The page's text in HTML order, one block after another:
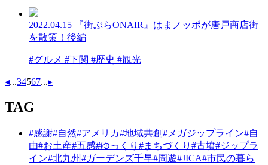
2022.04.15 『街ぶらONAIR』はまノッポが唐戸商店街
を散策！後編
#グルメ #下関 #歴史 #観光
◂...34567...▸
TAG
#感謝#自然#アメリカ#地域共創#メガジップライン#自
由#お土産#五感#ゆっくり #まちづくり #古墳#ジップラ
イン#北九州#ガーデンズ千早#周遊#JICA#市民の暮ら